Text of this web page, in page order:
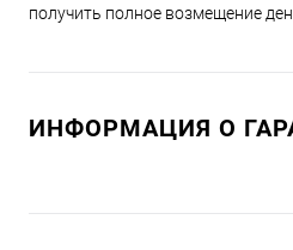
получить полное возмещение
ИНФОРМАЦИЯ О